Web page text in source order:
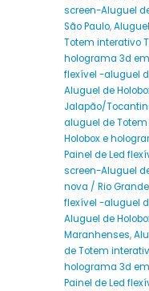
screen-Aluguel
São Paulo,
Totem interativo
holograma 3d
flexível -aluguel
Aluguel de
Jalapão/
aluguel de
Holobox e
Painel de Led
screen-Aluguel
nova / Rio
flexível -aluguel
Aluguel de
Maranhenses,
de Totem
holograma 3d
Painel de Led